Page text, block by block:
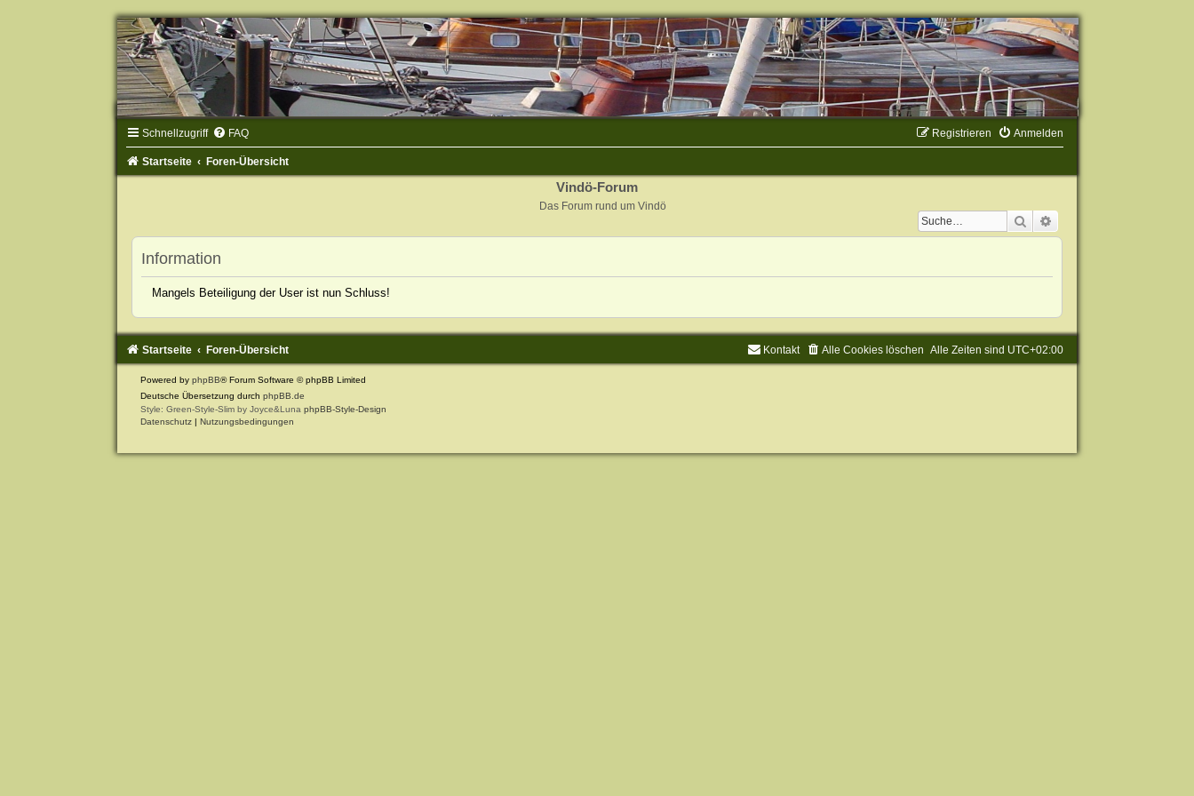
Schnellzugriff FAQ Anmelden
Registrieren
Startseite Foren-Übersicht
Vindö-Forum
Das Forum rund um Vindö
Suche
Information
Mangels Beteiligung der User ist nun Schluss!
Startseite Foren-Übersicht Alle Zeiten sind UTC+02:00
Alle Cookies löschen
Kontakt
Powered by phpBB® Forum Software © phpBB Limited
Deutsche Übersetzung durch phpBB.de
Style: Green-Style-Slim by Joyce&Luna phpBB-Style-Design
Datenschutz | Nutzungsbedingungen